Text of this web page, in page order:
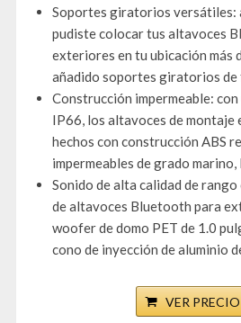
Soportes giratorios versátiles:
pudiste colocar tus altavoces
exteriores en tu ubicación más
añadido soportes giratorios de
Construcción impermeable:
IP66, los altavoces de montaje
hechos con construcción ABS
impermeables de grado marino,
Sonido de alta calidad de
de altavoces Bluetooth para
woofer de domo PET de 1.0
cono de inyección de aluminio
VER